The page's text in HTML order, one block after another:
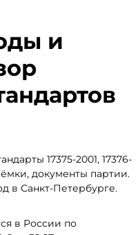
и
17375-2001, 17376-
документы партии.
в Санкт-Петербурге.
в России по